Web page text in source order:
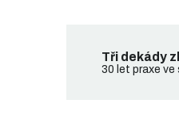
Tři dekády
30 let praxe